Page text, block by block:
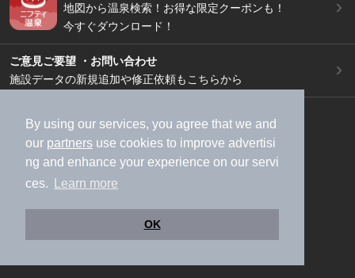
By using our services, you agree that we and
our partners use cookies to improve advertisi
ng and enhance your experience on our servi
ces.
Learn more
OK
地図から温泉検索！お得な限定クーポンも！
今すぐダウンロード！
ご意見ご要望 ・お問い合わせ
施設データの新規追加や修正依頼もこちらから
加盟店募集（資料請求）
広告出稿のご案内
利用規約
ライフスタイルMEMBERS+規約
特定商取引法に基づく表記
©NIFTY Lifestyle Co., Ltd.